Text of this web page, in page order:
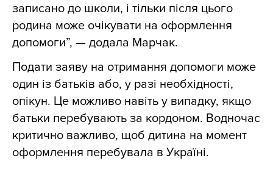
записано до школи, і тільки після цього
родина може очікувати на оформлення
допомоги”, — додала Марчак.
Подати заяву на отримання допомоги може
один із батьків або, у разі необхідності,
опікун. Це можливо навіть у випадку, якщо
батьки перебувають за кордоном. Водночас
критично важливо, щоб дитина на момент
оформлення перебувала в Україні.